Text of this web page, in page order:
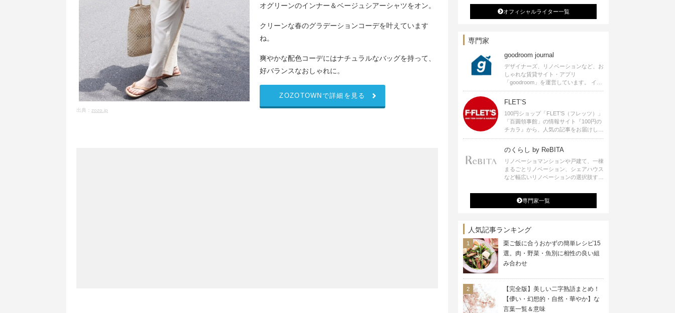
出典： zozo.jp
オグリーンのインナー＆ベージュシアーシャツをオン。
クリーンな春のグラデーションコーデを叶えています
ね。
爽やかな配色コーデにはナチュラルなバッグを持って、
好バランスなおしゃれに。
ZOZOTOWNで詳細を見る
発信中。 著書 なつめさんちの新しい
のになつかしいアンティークな部屋つく
り 雑誌掲載・TV出演・コラム執筆・
オフィシャルライター一覧
専門家
goodroom journal
デザイナーズ、リノベーションなど、お
しゃれな賃貸サイト・アプリ
「goodroom」を運営しています。 イン
テリアや、ひとり暮らし、ふたり暮らし
のアイディアなど、賃貸でも自分らしい
暮らしを楽しむためのヒントをお届けし
ます。
FLET’S
100円ショップ「FLET’S（フレッツ）」
「百圓領事館」の情報サイト『100円の
チカラ』から、人気の記事をお届けしま
す。
のくらし by ReBITA
リノベーショマンションや戸建て、一棟
まるごとリノベーション、シェアハウス
など幅広いリノベーションの選択肢すべ
ジ・シェアスペースなど、「住む」だけ
ではなく「働く」「遊ぶ」「学ぶ」「旅
する」といった領域でも、暮らしや生き
専門家一覧
人気記事ランキング
栗ご飯に合うおかずの簡単レシピ15
選。肉・野菜・魚別に相性の良い組
み合わせ
【完全版】美しい二字熟語まとめ！
【儚い・幻想的・自然・華やか】な
言葉一覧＆意味